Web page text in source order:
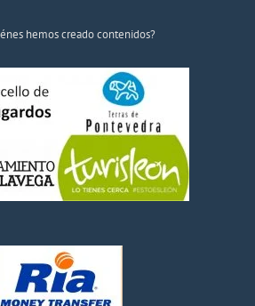
hemos creado contenidos?